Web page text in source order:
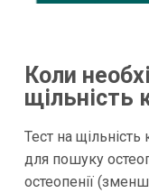
Коли
щільність
Тест на
для пошуку
остеопенії